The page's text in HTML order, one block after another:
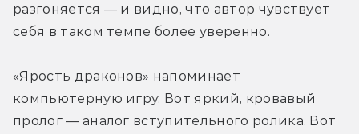
разгоняется — и видно, что автор чувствует
себя в таком темпе более уверенно.
«Ярость драконов» напоминает
компьютерную игру. Вот яркий, кровавый
пролог — аналог вступительного ролика. Вот